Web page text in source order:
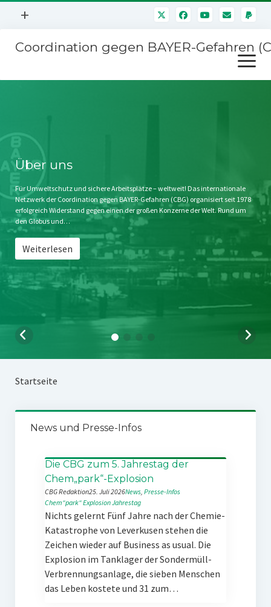
Menü
+
Mitmachen
Kontakt
Impressum
Störfälle
Coordination gegen BAYER-Gefahren
Menü
öffnen
Stichwort BAYER
Jahrestagung
SPENDEN
Über uns
Für Umweltschutz und sichere Arbeitsplätze – weltweit! Das internationale
Netzwerk der Coordination gegen BAYER-Gefahren (CBG) organisiert seit 1978
erfolgreich Widerstand gegen einen der großen Konzerne der Welt. Rund um
den Globus und…
Weiterlesen
Startseite
News und Presse-Infos
Die CBG zum 5. Jahrestag der
Chem„park“-Explosion
CBG Redaktion25. Juli 2026News, Presse-Infos
Chem“park“ExplosionJahrestag
Nichts gelernt Fünf Jahre nach der Chemie-
Katastrophe von Leverkusen stehen die
Zeichen wieder auf Business as usual. Die
Explosion im Tanklager der Sondermüll-
Verbrennungsanlage, die sieben Menschen
das Leben kostete und 31 zum…